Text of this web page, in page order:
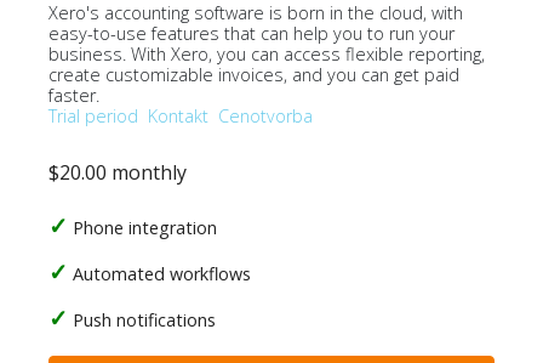
Xero's accounting software is born in the cloud, with
easy-to-use features that can help you to run your
business. With Xero, you can access flexible reporting,
create customizable invoices, and you can get paid
faster.
Trial period Kontakt Cenotvorba
$20.00 monthly
Phone integration
Automated workflows
Push notifications